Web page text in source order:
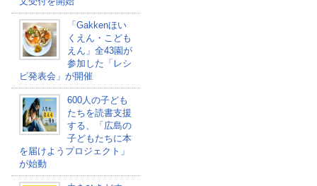
「Gakkenほい
くえん・こども
えん」全43園が
参加した「レシ
ピ発表会」が開催
600人の子ども
たちを読書支援
する、「広島の
子どもたちに本
を届けようプロジェクト」
が始動